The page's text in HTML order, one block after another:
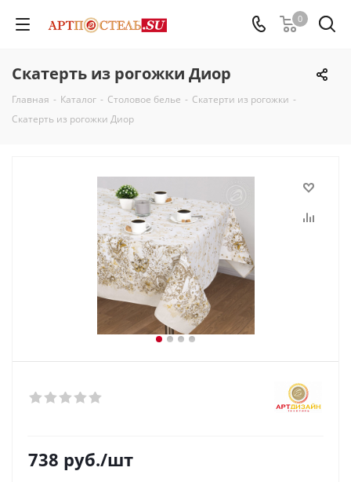
0
Скатерть из рогожки Диор
Главная - Каталог - Столовое белье - Скатерти из рогожки -
Скатерть из рогожки Диор
738 руб./шт